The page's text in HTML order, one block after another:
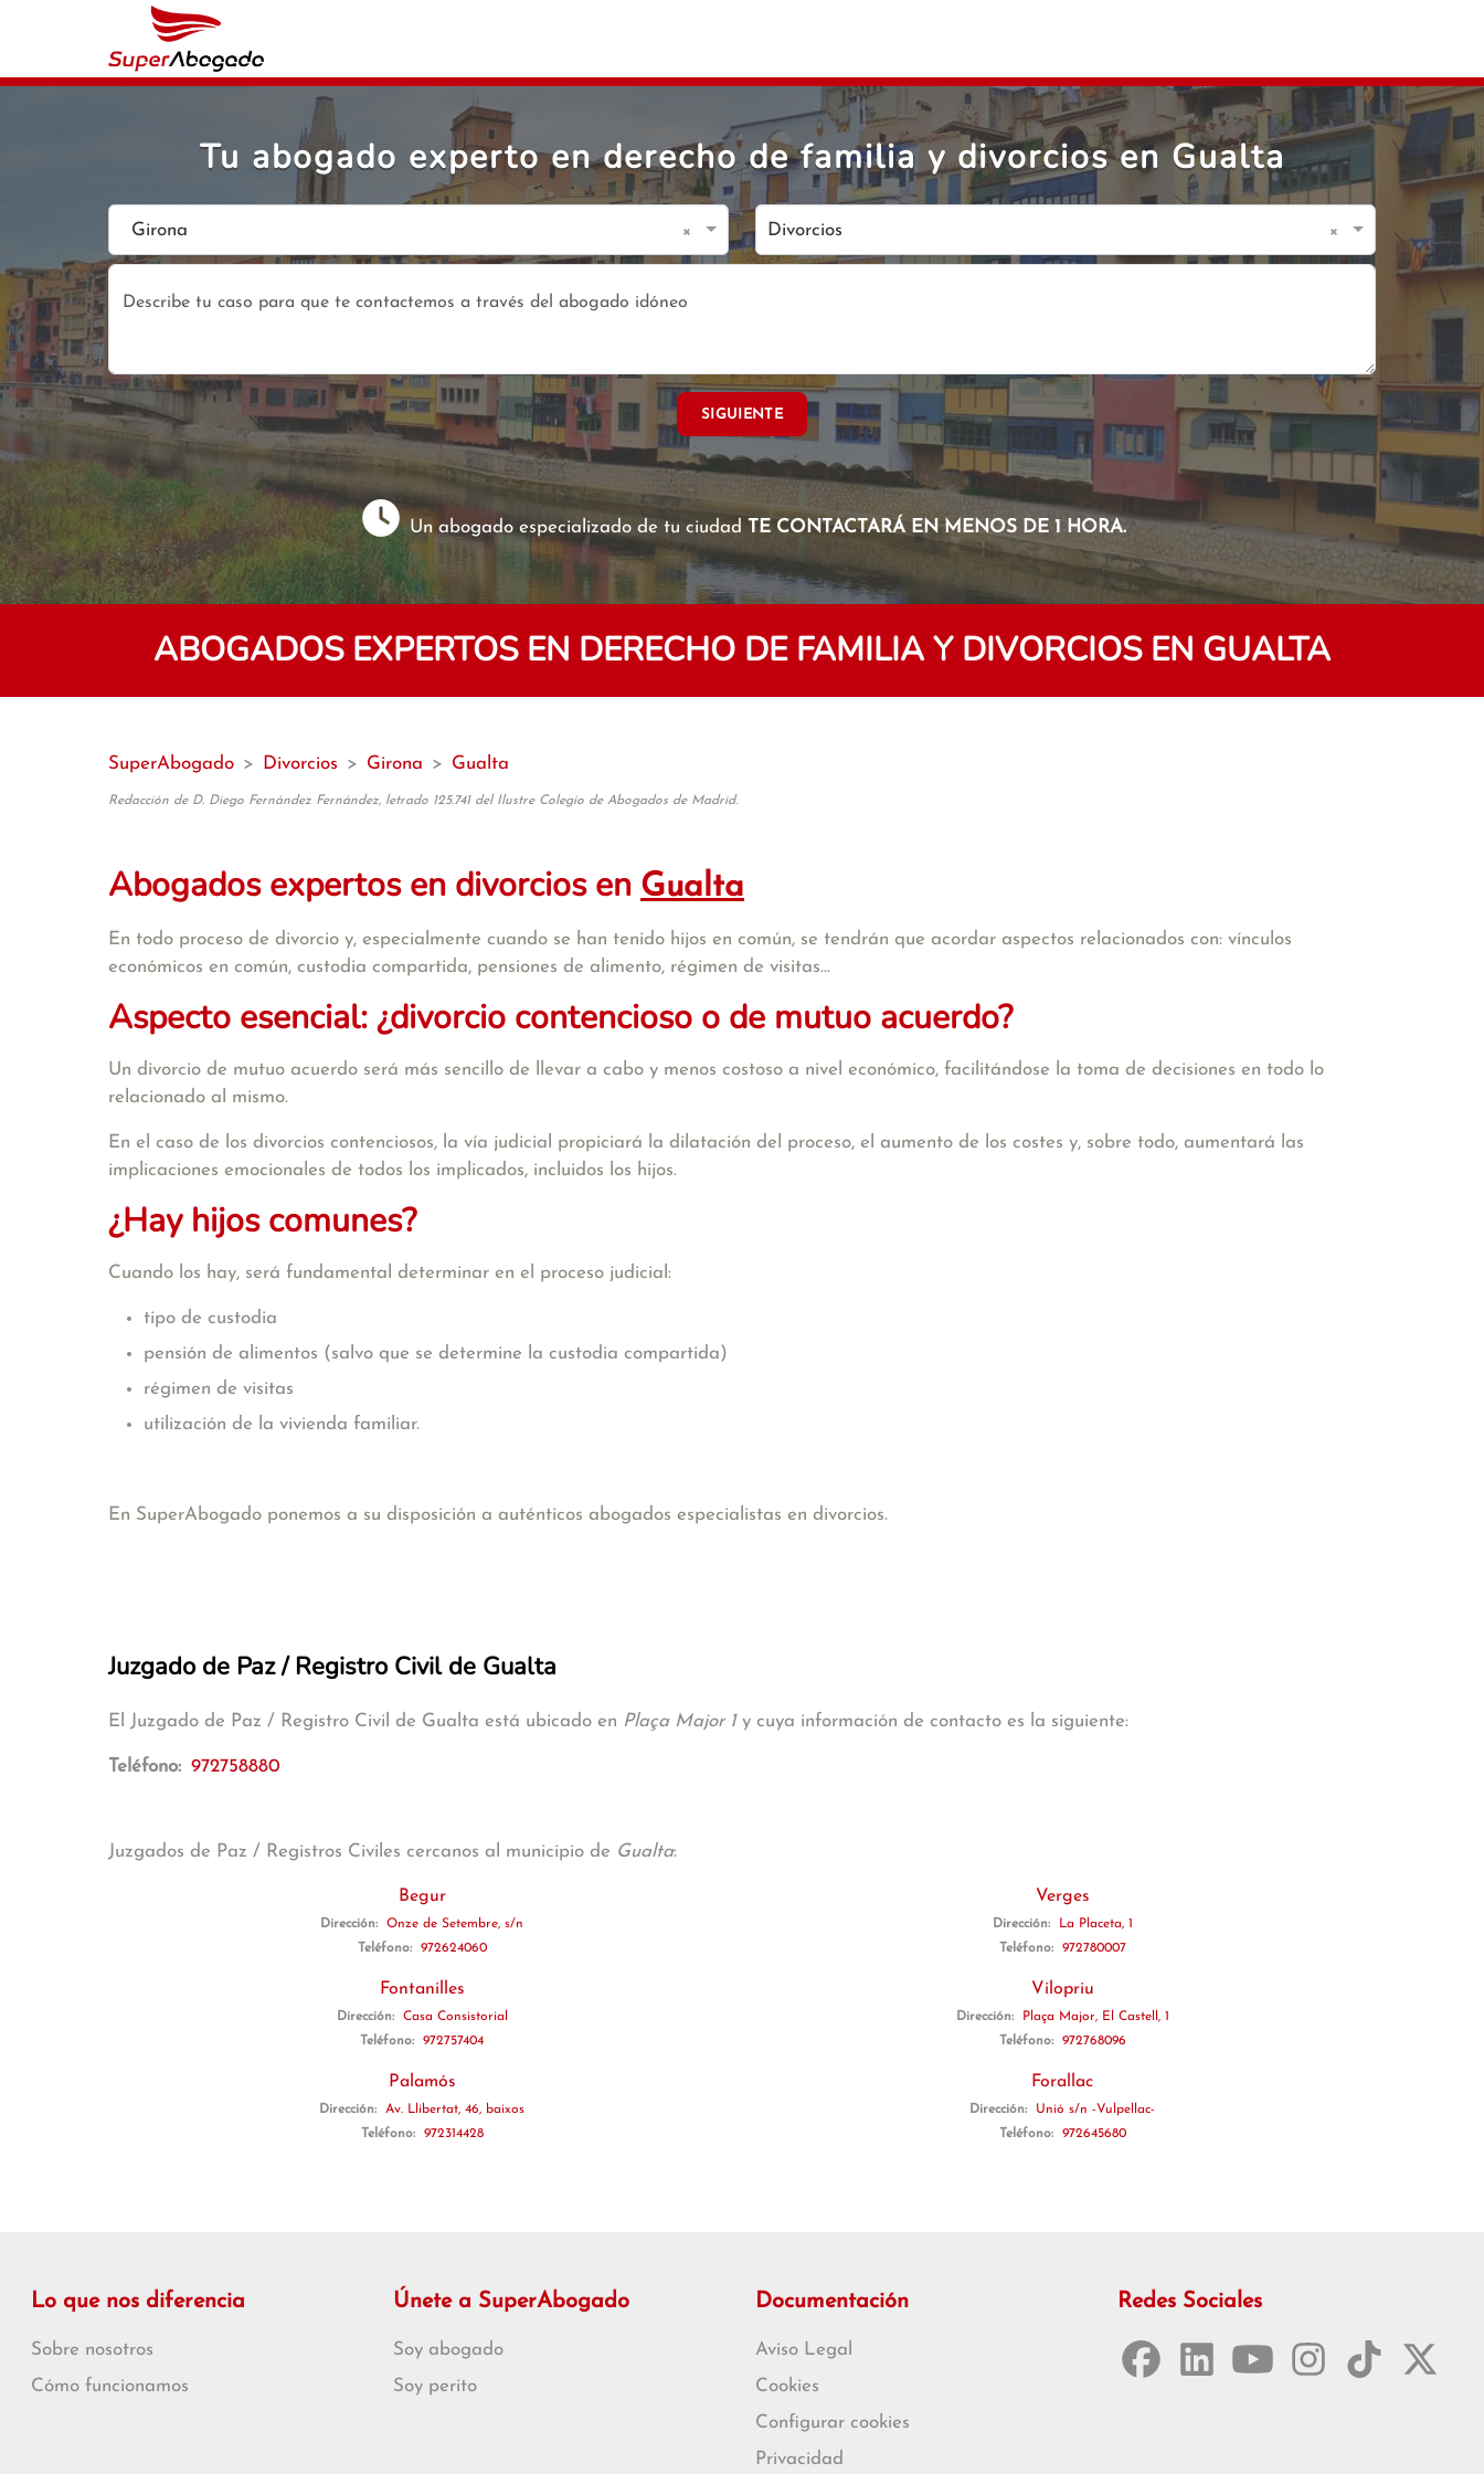
Tu abogado experto en derecho de familia y divorcios en Gualta
Girona × Divorcios ×
SIGUIENTE
Un abogado especializado de tu ciudad TE CONTACTARÁ EN MENOS DE 1 HORA.
ABOGADOS EXPERTOS EN DERECHO DE FAMILIA Y DIVORCIOS EN GUALTA
SuperAbogado > Divorcios > Girona > Gualta
Redacción de D. Diego Fernández Fernández, letrado 125.741 del Ilustre Colegio de Abogados de Madrid.
Abogados expertos en divorcios en Gualta
En todo proceso de divorcio y, especialmente cuando se han tenido hijos en común, se tendrán que acordar aspectos relacionados con: vínculos
económicos en común, custodia compartida, pensiones de alimento, régimen de visitas...
Aspecto esencial: ¿divorcio contencioso o de mutuo acuerdo?
Un divorcio de mutuo acuerdo será más sencillo de llevar a cabo y menos costoso a nivel económico, facilitándose la toma de decisiones en todo lo
relacionado al mismo.
En el caso de los divorcios contenciosos, la vía judicial propiciará la dilatación del proceso, el aumento de los costes y, sobre todo, aumentará las
implicaciones emocionales de todos los implicados, incluidos los hijos.
¿Hay hijos comunes?
Cuando los hay, será fundamental determinar en el proceso judicial:
tipo de custodia
pensión de alimentos (salvo que se determine la custodia compartida)
régimen de visitas
utilización de la vivienda familiar.
En SuperAbogado ponemos a su disposición a auténticos abogados especialistas en divorcios.
Juzgado de Paz / Registro Civil de Gualta
El Juzgado de Paz / Registro Civil de Gualta está ubicado en Plaça Major 1y cuya información de contacto es la siguiente:
Teléfono: 972758880
Juzgados de Paz / Registros Civiles cercanos al municipio de Gualta:
Begur
Dirección:
Onze de Setembre, s/n
Teléfono:
972624060
Fontanilles
Dirección:
Casa Consistorial
Teléfono:
972757404
Palamós
Dirección:
Av. Llibertat, 46, baixos
Teléfono:
972314428
Verges
Dirección:
La Placeta, 1
Teléfono:
972780007
Vilopriu
Dirección:
Plaça Major, El Castell, 1
Teléfono:
972768096
Forallac
Dirección:
Unió s/n -Vulpellac-
Teléfono:
972645680
Lo que nos diferencia
Sobre nosotros
Cómo funcionamos
Únete a SuperAbogado
Soy abogado
Soy perito
Documentación
Aviso Legal
Cookies
Configurar cookies
Privacidad
Redes Sociales